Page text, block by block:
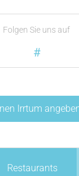
Folgen Sie uns auf
#
Irrtum
Restaurants